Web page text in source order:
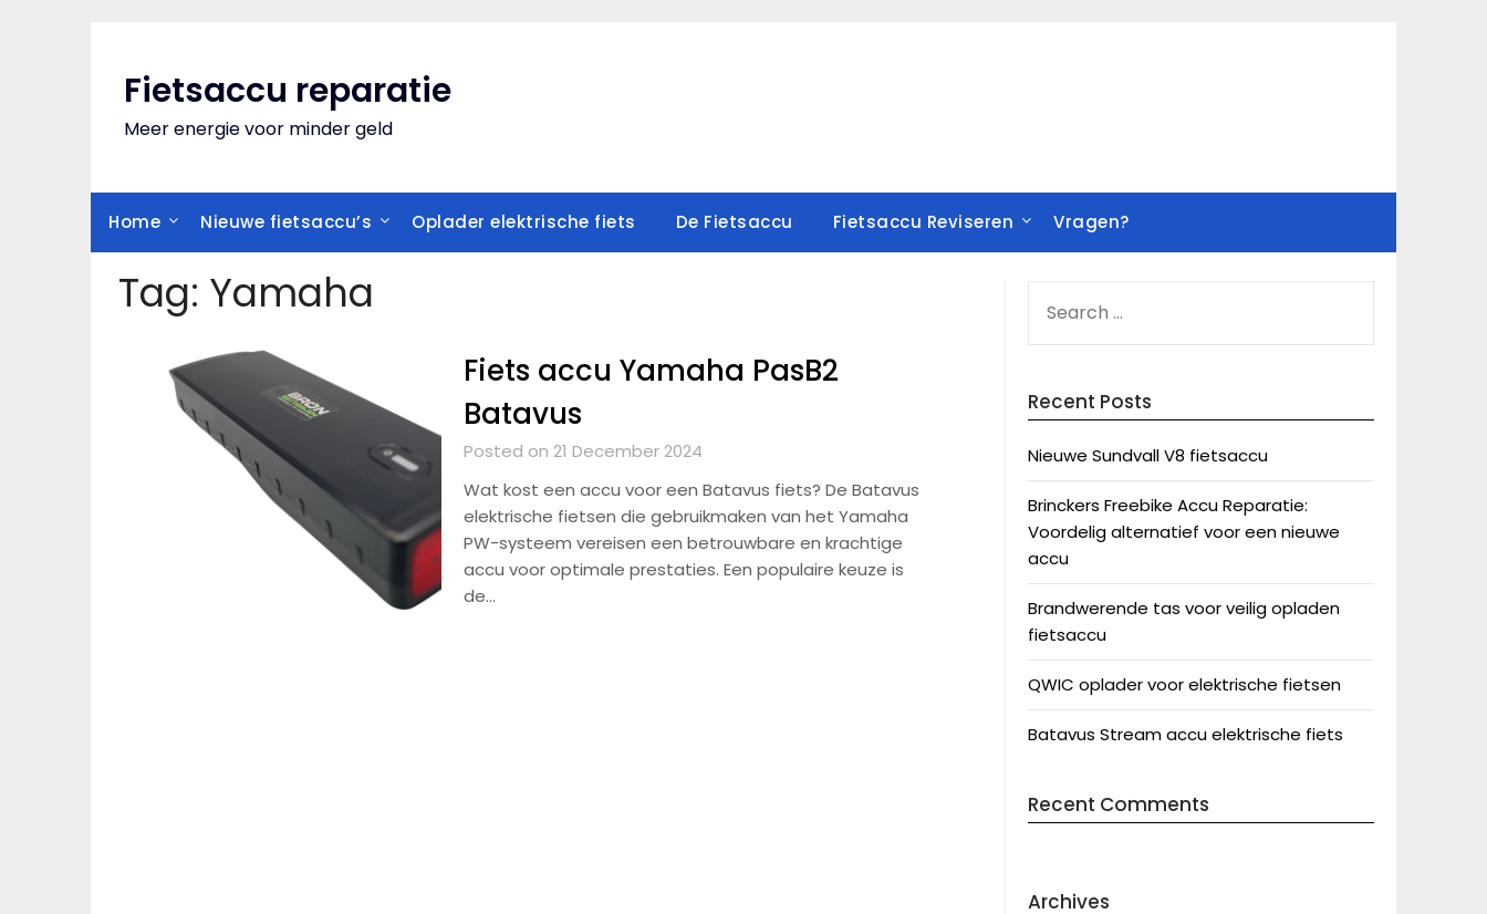
Fietsaccu reparatie
Meer energie voor minder geld
Home Nieuwe fietsaccu’s Oplader elektrische fiets De Fietsaccu Fietsaccu Reviseren Vragen?
Tag: Yamaha
Fiets accu Yamaha PasB2
Batavus
Posted on 21 December 2024
Wat kost een accu voor een Batavus fiets? De Batavus
elektrische fietsen die gebruikmaken van het Yamaha
PW-systeem vereisen een betrouwbare en krachtige
accu voor optimale prestaties. Een populaire keuze is
de…
FOR:
Recent Posts
Nieuwe Sundvall V8 fietsaccu
Brinckers Freebike Accu Reparatie:
Voordelig alternatief voor een nieuwe
accu
Brandwerende tas voor veilig opladen
fietsaccu
QWIC oplader voor elektrische fietsen
Batavus Stream accu elektrische fiets
Recent Comments
Archives